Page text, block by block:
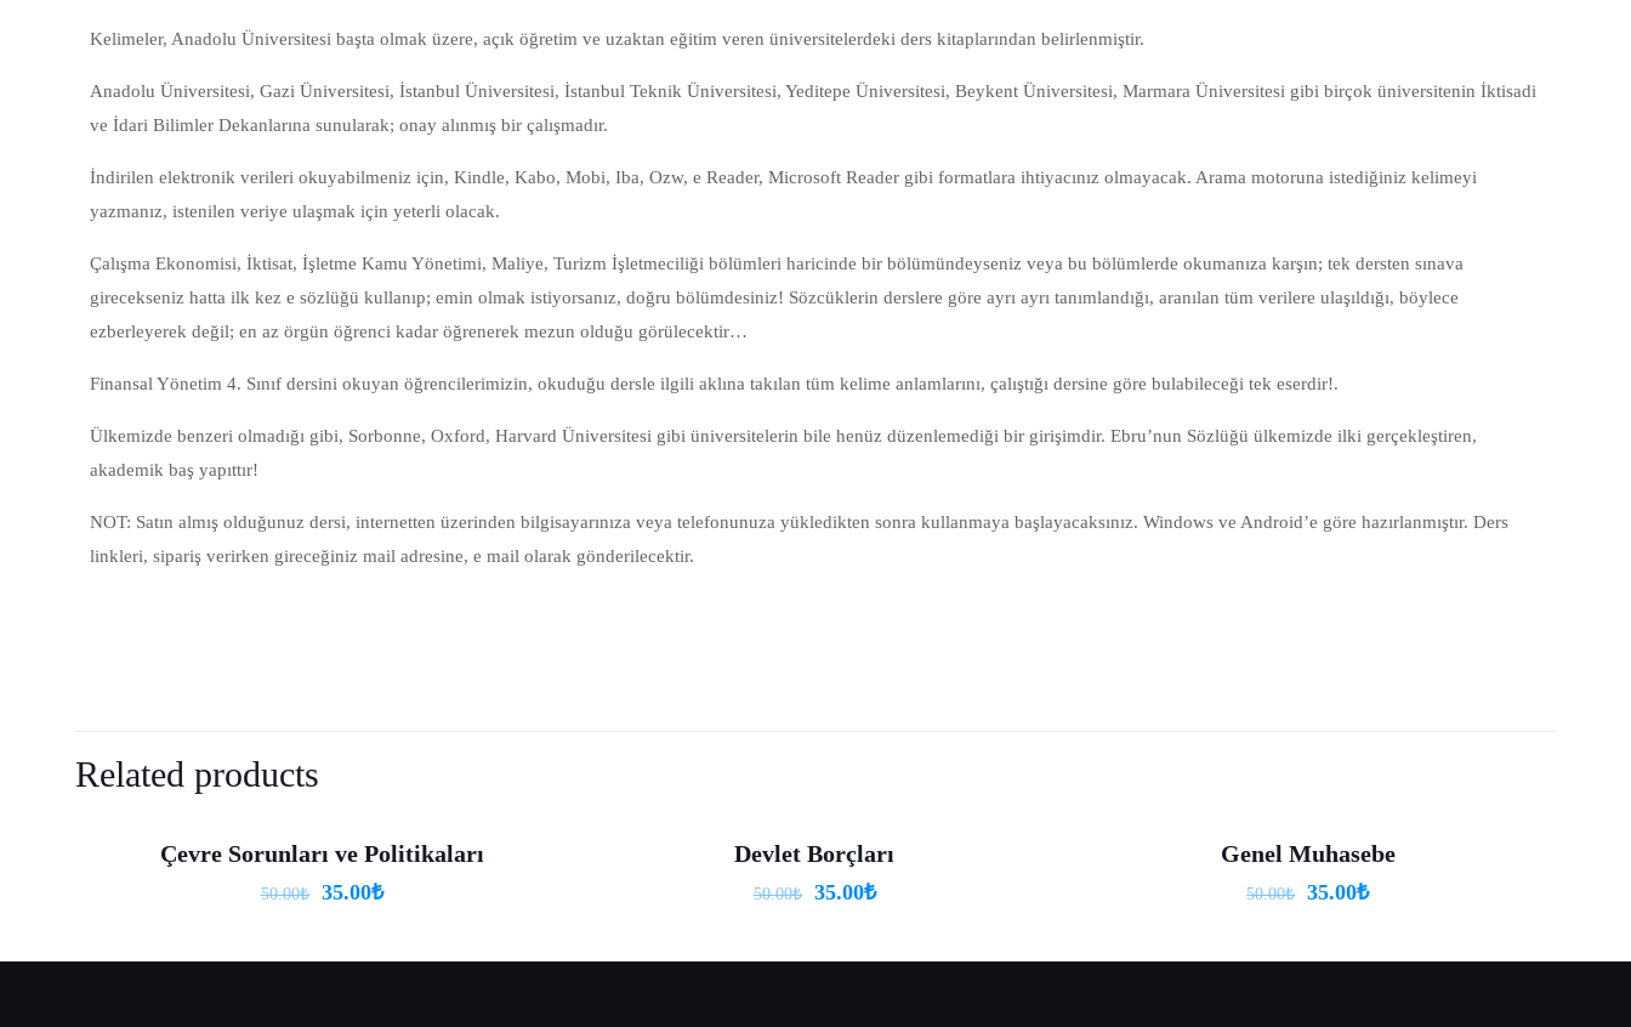
Kelimeler, Anadolu Üniversitesi başta olmak üzere, açık öğretim ve uzaktan eğitim veren üniversitelerdeki ders kitaplarından belirlenmiştir.
Anadolu Üniversitesi, Gazi Üniversitesi, İstanbul Üniversitesi, İstanbul Teknik Üniversitesi, Yeditepe Üniversitesi, Beykent Üniversitesi, Marmara Üniversitesi gibi birçok üniversitenin İktisadi
ve İdari Bilimler Dekanlarına sunularak; onay alınmış bir çalışmadır.
İndirilen elektronik verileri okuyabilmeniz için, Kindle, Kabo, Mobi, Iba, Ozw, e Reader, Microsoft Reader gibi formatlara ihtiyacınız olmayacak. Arama motoruna istediğiniz kelimeyi
yazmanız, istenilen veriye ulaşmak için yeterli olacak.
Çalışma Ekonomisi, İktisat, İşletme Kamu Yönetimi, Maliye, Turizm İşletmeciliği bölümleri haricinde bir bölümündeyseniz veya bu bölümlerde okumanıza karşın; tek dersten sınava
girecekseniz hatta ilk kez e sözlüğü kullanıp; emin olmak istiyorsanız, doğru bölümdesiniz! Sözcüklerin derslere göre ayrı ayrı tanımlandığı, aranılan tüm verilere ulaşıldığı, böylece
ezberleyerek değil; en az örgün öğrenci kadar öğrenerek mezun olduğu görülecektir…
Finansal Yönetim 4. Sınıf dersini okuyan öğrencilerimizin, okuduğu dersle ilgili aklına takılan tüm kelime anlamlarını, çalıştığı dersine göre bulabileceği tek eserdir!.
Ülkemizde benzeri olmadığı gibi, Sorbonne, Oxford, Harvard Üniversitesi gibi üniversitelerin bile henüz düzenlemediği bir girişimdir. Ebru’nun Sözlüğü ülkemizde ilki gerçekleştiren,
akademik baş yapıttır!
NOT: Satın almış olduğunuz dersi, internetten üzerinden bilgisayarınıza veya telefonunuza yükledikten sonra kullanmaya başlayacaksınız. Windows ve Android’e göre hazırlanmıştır. Ders
linkleri, sipariş verirken gireceğiniz mail adresine, e mail olarak gönderilecektir.
Your rating
Related products
Çevre Sorunları ve Politikaları
50.00₺ 35.00₺
Devlet Borçları
50.00₺ 35.00₺
Genel Muhasebe
50.00₺ 35.00₺